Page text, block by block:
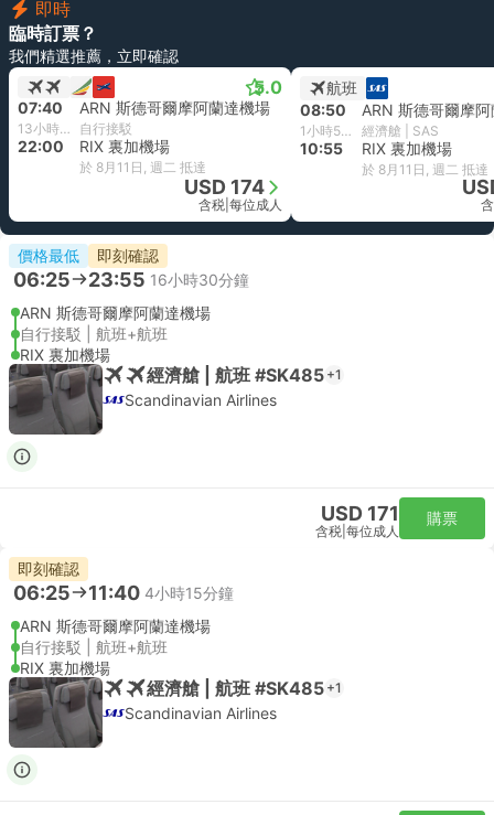
即時
臨時訂票？
我們精選推薦，立即確認
5.0
07:40 ARN 斯德哥爾摩阿蘭達機場
13小時20分鐘 自行接駁
22:00 RIX 裏加機場
於 8月11日, 週二 抵達
USD 174
含税 每位成人
航班
08:50
ARN 斯德哥爾摩
1小時5分鐘 經濟艙 | SAS
10:55 RIX 裏加機場
於 8月11日, 週二 抵達
價格最低 即刻確認
06:25 23:55 16小時30分鐘
ARN 斯德哥爾摩阿蘭達機場
自行接駁 | 航班+航班
RIX 裏加機場
經濟艙 | 航班 #SK485 +1
Scandinavian Airlines
USD 171
含税 每位成人
購票
即刻確認
06:25 11:40 4小時15分鐘
ARN 斯德哥爾摩阿蘭達機場
自行接駁 | 航班+航班
RIX 裏加機場
經濟艙 | 航班 #SK485 +1
Scandinavian Airlines